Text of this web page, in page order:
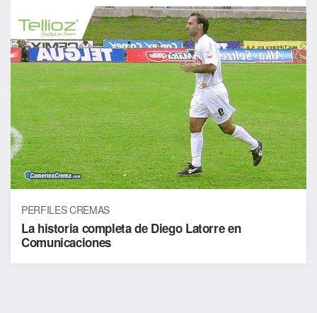
PERFILES CREMAS
La historia completa de Diego Latorre en
Comunicaciones